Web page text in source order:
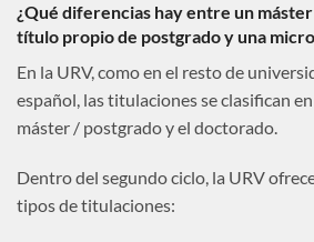
¿Qué diferencias hay entre un
título propio de postgrado y una
En la URV, como en el resto de
español, las titulaciones se clasifican
máster / postgrado y el doctorado.
Dentro del segundo ciclo, la URV
tipos de titulaciones: